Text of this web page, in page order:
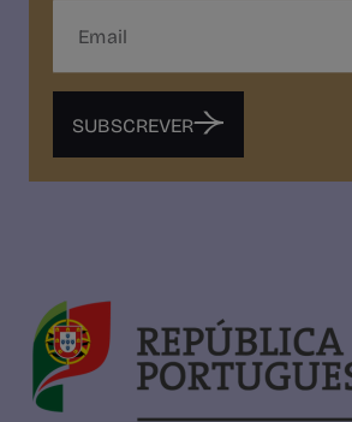
SUBSCREVER